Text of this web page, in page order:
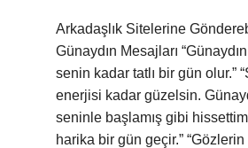
Arkadaşlık Sitelerine
Günaydın Mesajları
senin kadar tatlı bir gün olur.”
enerjisi kadar güzelsin.
seninle başlamış gibi
harika bir gün geçir.”